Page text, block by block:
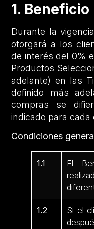
1. Beneficio
Durante la
otorgará a los
de interés del 0%
Productos
adelante) en las
definido más
compras se
indicado para
Condiciones
1.1
El
1.2
Si el